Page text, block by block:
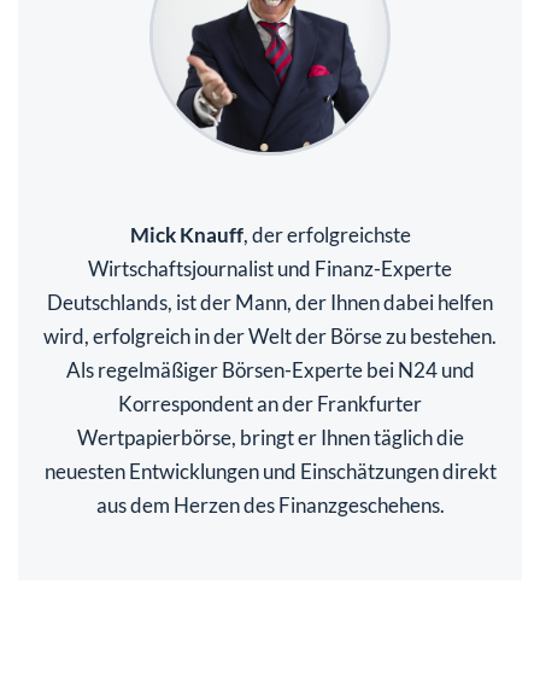
Mick Knauff, der erfolgreichste
Wirtschaftsjournalist und Finanz-Experte
Deutschlands, ist der Mann, der Ihnen dabei helfen
wird, erfolgreich in der Welt der Börse zu bestehen.
Als regelmäßiger Börsen-Experte bei N24 und
Korrespondent an der Frankfurter
Wertpapierbörse, bringt er Ihnen täglich die
neuesten Entwicklungen und Einschätzungen direkt
aus dem Herzen des Finanzgeschehens.